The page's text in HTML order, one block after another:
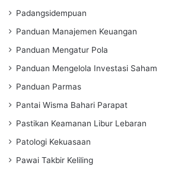
Padangsidempuan
Panduan Manajemen Keuangan
Panduan Mengatur Pola
Panduan Mengelola Investasi Saham
Panduan Parmas
Pantai Wisma Bahari Parapat
Pastikan Keamanan Libur Lebaran
Patologi Kekuasaan
Pawai Takbir Keliling